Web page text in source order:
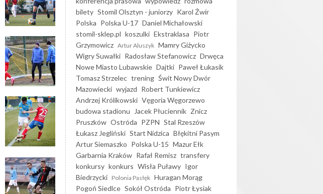
bilety Stomil Olsztyn - juniorzy Karol Żwir
Polska Polska U-17 Daniel Michałowski
stomil-sklep.pl koszulki Ekstraklasa Piotr
Grzymowicz Artur Aluszyk Mamry Giżycko
Wigry Suwałki Radosław Stefanowicz Drwęca
Nowe Miasto Lubawskie Dajtki Paweł Łukasik
Tomasz Strzelec trening Świt Nowy Dwór
Mazowiecki wyjazd Robert Tunkiewicz
Andrzej Królikowski Vęgoria Węgorzewo
budowa stadionu
Jacek Płuciennik Znicz
Pruszków Ostróda PZPN Stal Rzeszów
Łukasz Jegliński Start Nidzica Błękitni Pasym
Artur Siemaszko Polska U-15 Mazur Ełk
Garbarnia Kraków Rafał Remisz transfery
konkursy konkurs Wisła Puławy Igor
Biedrzycki Polonia Pasłęk Huragan Morąg
Pogoń Siedlce Sokół Ostróda Piotr Łysiak